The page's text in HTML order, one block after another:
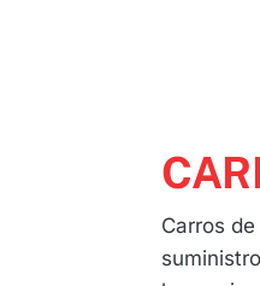
Carros